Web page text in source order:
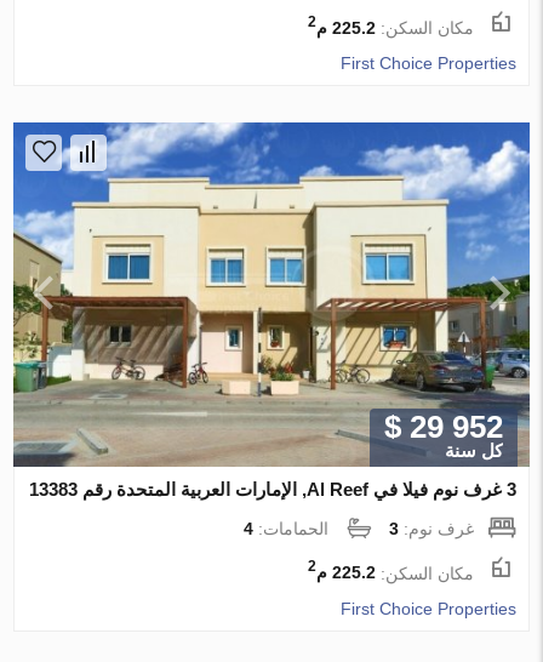
مكان السكن:225.2 م 2
First Choice Properties
$ 29 952
كل سنة
3 غرف نوم فيلا في Al Reef, الإمارات العربية المتحدة رقم 13383
غرف نوم:3 الحمامات:4
مكان السكن:225.2 م 2
First Choice Properties